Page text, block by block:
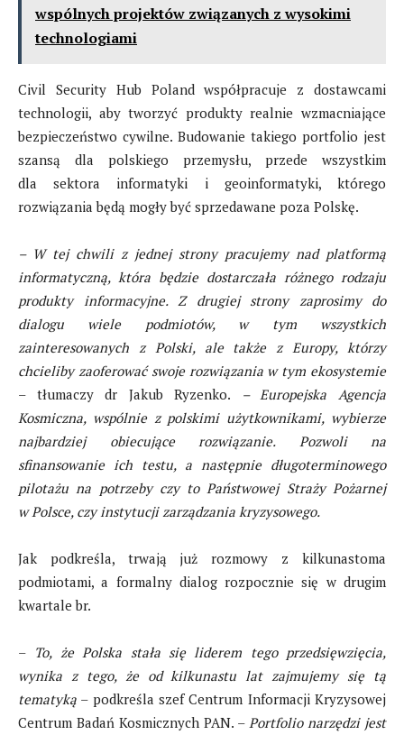
wspólnych projektów związanych z wysokimi
technologiami
Civil Security Hub Poland współpracuje z dostawcami
technologii, aby tworzyć produkty realnie wzmacniające
bezpieczeństwo cywilne. Budowanie takiego portfolio jest
szansą dla polskiego przemysłu, przede wszystkim
dla sektora informatyki i geoinformatyki, którego
rozwiązania będą mogły być sprzedawane poza Polskę.
– W tej chwili z jednej strony pracujemy nad platformą
informatyczną, która będzie dostarczała różnego rodzaju
produkty informacyjne. Z drugiej strony zaprosimy do
dialogu wiele podmiotów, w tym wszystkich
zainteresowanych z Polski, ale także z Europy, którzy
chcieliby zaoferować swoje rozwiązania w tym ekosystemie
– tłumaczy dr Jakub Ryzenko.
– Europejska Agencja
Kosmiczna, wspólnie z polskimi użytkownikami, wybierze
najbardziej obiecujące rozwiązanie. Pozwoli na
sfinansowanie ich testu, a następnie długoterminowego
pilotażu na potrzeby czy to Państwowej Straży Pożarnej
w Polsce, czy instytucji zarządzania kryzysowego.
Jak podkreśla, trwają już rozmowy z kilkunastoma
podmiotami, a formalny dialog rozpocznie się w drugim
kwartale br.
– To, że Polska stała się liderem tego przedsięwzięcia,
wynika z tego, że od kilkunastu lat zajmujemy się tą
tematyką – podkreśla szef Centrum Informacji Kryzysowej
Centrum Badań Kosmicznych PAN. – Portfolio narzędzi jest